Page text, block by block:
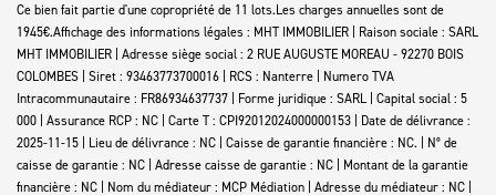
Ce bien fait partie d'une copropriété de 11 lots.Les charges annuelles sont de
1945€.Affichage des informations légales : MHT IMMOBILIER | Raison sociale : SARL
MHT IMMOBILIER | Adresse siège social : 2 RUE AUGUSTE MOREAU - 92270 BOIS
COLOMBES | Siret : 93463773700016 | RCS : Nanterre | Numero TVA
Intracommunautaire : FR86934637737 | Forme juridique : SARL | Capital social : 5
000 | Assurance RCP : NC | Carte T : CPI92012024000000153 | Date de délivrance :
2025-11-15 | Lieu de délivrance : NC | Caisse de garantie financière : NC. | N° de
caisse de garantie : NC | Adresse caisse de garantie : NC | Montant de la garantie
financière : NC | Nom du médiateur : MCP Médiation | Adresse du médiateur : NC |